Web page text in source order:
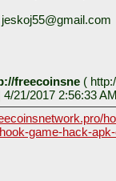
freecoinsne (
4/21/2017 2:56:33
game-hack-